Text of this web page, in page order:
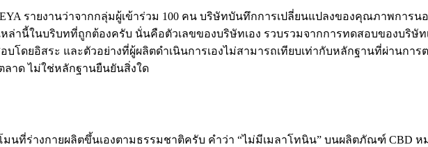
รายงานว่าจากกลุ่มผู้เข้าร่วม 100 คน บริษัทบันทึกการเปลี่ยนแปลงของคุณภาพการน
ล่านี้ในบริบทที่ถูกต้องครับ นั่นคือตัวเลขของบริษัทเอง รวบรวมจากการทดสอบของบริษัท
ดยอิสระ และตัวอย่างที่ผู้ผลิตดำเนินการเองไม่สามารถเทียบเท่ากับหลักฐานที่ผ่านการ
ลาด ไม่ใช่หลักฐานยืนยันสิ่งใด
ที่ร่างกายผลิตขึ้นเองตามธรรมชาติครับ คำว่า “ไม่มีเมลาโทนิน” บนผลิตภัณฑ์ CBD ห